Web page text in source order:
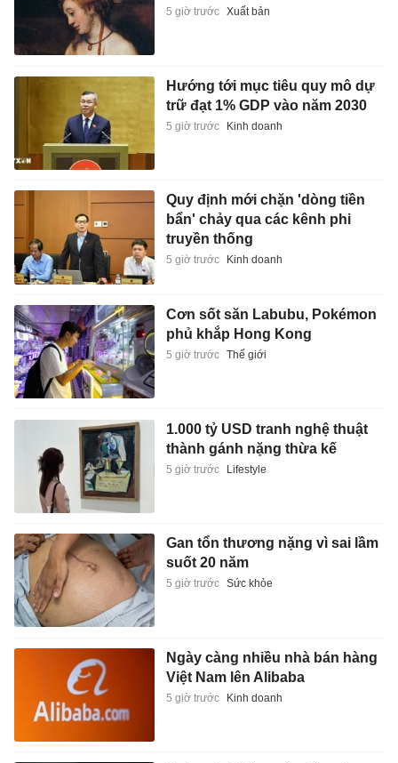
5 giờ trước Xuất bản
Hướng tới mục tiêu quy mô dự
trữ đạt 1% GDP vào năm 2030
5 giờ trước Kinh doanh
Quy định mới chặn 'dòng tiền
bẩn' chảy qua các kênh phi
truyền thống
5 giờ trước Kinh doanh
Cơn sốt săn Labubu, Pokémon
phủ khắp Hong Kong
5 giờ trước Thế giới
1.000 tỷ USD tranh nghệ thuật
thành gánh nặng thừa kế
5 giờ trước Lifestyle
Gan tổn thương nặng vì sai lầm
suốt 20 năm
5 giờ trước Sức khỏe
Ngày càng nhiều nhà bán hàng
Việt Nam lên Alibaba
5 giờ trước Kinh doanh